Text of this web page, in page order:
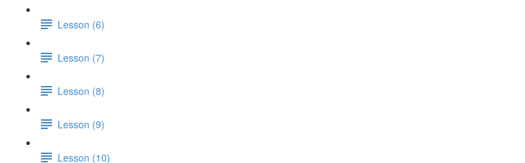
Lesson (6)
Lesson (7)
Lesson (8)
Lesson (9)
Lesson (10)